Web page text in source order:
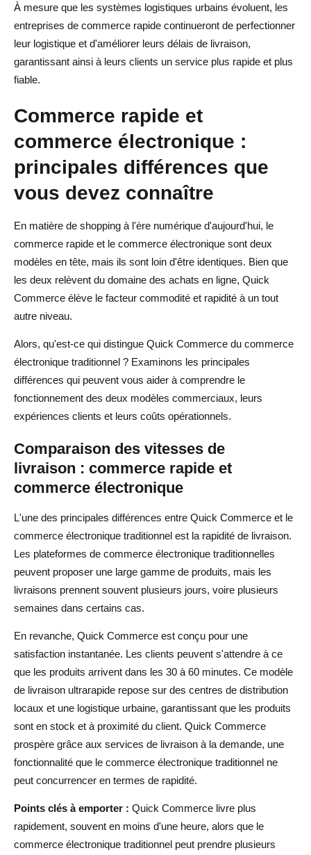
À mesure que les systèmes logistiques urbains évoluent, les
entreprises de commerce rapide continueront de perfectionner
leur logistique et d'améliorer leurs délais de livraison,
garantissant ainsi à leurs clients un service plus rapide et plus
fiable.
Commerce rapide et
commerce électronique :
principales différences que
vous devez connaître
En matière de shopping à l'ère numérique d'aujourd'hui, le
commerce rapide et le commerce électronique sont deux
modèles en tête, mais ils sont loin d'être identiques. Bien que
les deux relèvent du domaine des achats en ligne, Quick
Commerce élève le facteur commodité et rapidité à un tout
autre niveau.
Alors, qu'est-ce qui distingue Quick Commerce du commerce
électronique traditionnel ? Examinons les principales
différences qui peuvent vous aider à comprendre le
fonctionnement des deux modèles commerciaux, leurs
expériences clients et leurs coûts opérationnels.
Comparaison des vitesses de
livraison : commerce rapide et
commerce électronique
L'une des principales différences entre Quick Commerce et le
commerce électronique traditionnel est la rapidité de livraison.
Les plateformes de commerce électronique traditionnelles
peuvent proposer une large gamme de produits, mais les
livraisons prennent souvent plusieurs jours, voire plusieurs
semaines dans certains cas.
En revanche, Quick Commerce est conçu pour une
satisfaction instantanée. Les clients peuvent s'attendre à ce
que les produits arrivent dans les 30 à 60 minutes. Ce modèle
de livraison ultrarapide repose sur des centres de distribution
locaux et une logistique urbaine, garantissant que les produits
sont en stock et à proximité du client. Quick Commerce
prospère grâce aux services de livraison à la demande, une
fonctionnalité que le commerce électronique traditionnel ne
peut concurrencer en termes de rapidité.
Points clés à emporter : Quick Commerce livre plus
rapidement, souvent en moins d'une heure, alors que le
commerce électronique traditionnel peut prendre plusieurs